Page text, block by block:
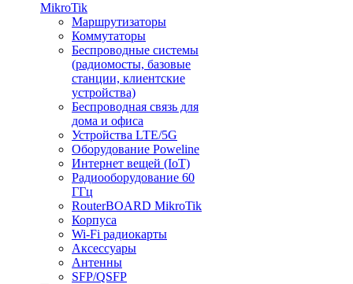
MikroTik
Маршрутизаторы
Коммутаторы
Беспроводные системы
(радиомосты, базовые
станции, клиентские
устройства)
Беспроводная связь для
дома и офиса
Устройства LTE/5G
Оборудование Poweline
Интернет вещей (IoT)
Радиооборудование 60
ГГц
RouterBOARD MikroTik
Корпуса
Wi-Fi радиокарты
Аксессуары
Антенны
SFP/QSFP